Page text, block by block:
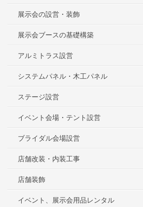
展示会の設営・装飾
展示会ブースの基礎構築
アルミトラス設営
システムパネル・木工パネル
ステージ設営
イベント会場・テント設営
ブライダル会場設営
店舗改装・内装工事
店舗装飾
イベント、展示会用品レンタル